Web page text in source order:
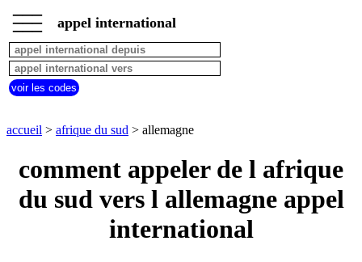
accueil
afrique
du
sud
appel
depuis
par
I J K L M
N
P Q R S T
U
___
___ appel international
voir les codes
accueil > afrique du sud > allemagne
comment appeler de l afrique
du sud vers l allemagne appel
international